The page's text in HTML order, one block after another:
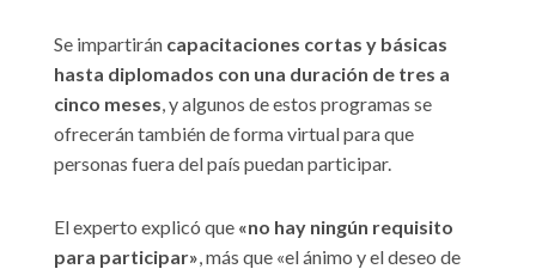
Se impartirán capacitaciones cortas y básicas
hasta diplomados con una duración de tres a
cinco meses , y algunos de estos programas se
ofrecerán también de forma virtual para que
personas fuera del país puedan participar.
El experto explicó que «no hay ningún requisito
para participar» , más que «el ánimo y el deseo de